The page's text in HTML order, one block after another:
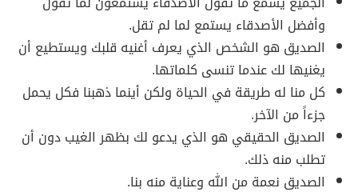
وأفضل الأصدقاء يستمع لما لم تقل.
الصديق هو الشخص الذي يعرف أغنيه قلبك ويستطيع أن
يغنيها لك عندما تنسى كلماتها.
كل منا له طريقة في الحياة ولكن أينما ذهبنا فكل يحمل
جزءاً من الآخر.
الصديق الحقيقي هو الذي يدعو لك بظهر الغيب دون أن
تطلب منه ذلك.
الصديق نعمة من الله وعناية منه بنا.